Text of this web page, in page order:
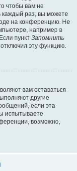
чтобы вам не
каждый раз, вы можете
на конференцию. Не
например в
пункт Запомнить
отключил эту функцию.
вам оставаться
другие
если эта
испытываете
возможно,